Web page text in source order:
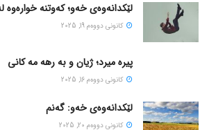
لێکدانەوەی خەو؛ کەوتنە خوارەوە
كانونی دووه‌م 19, 2025
پیره میرد؛ ژیان و به رهه مه کانی
كانونی دووه‌م 16, 2025
لێکدانەوەی خەو: گەنم
كانونی دووه‌م 20, 2025